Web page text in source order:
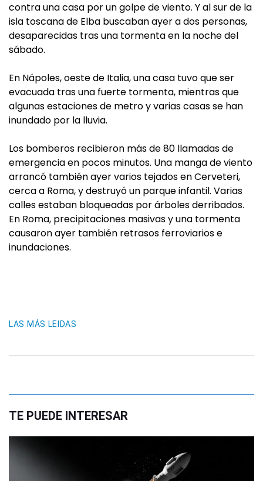
contra una casa por un golpe de viento. Y al sur de la
isla toscana de Elba buscaban ayer a dos personas,
desaparecidas tras una tormenta en la noche del
sábado.
En Nápoles, oeste de Italia, una casa tuvo que ser
evacuada tras una fuerte tormenta, mientras que
algunas estaciones de metro y varias casas se han
inundado por la lluvia.
Los bomberos recibieron más de 80 llamadas de
emergencia en pocos minutos. Una manga de viento
arrancó también ayer varios tejados en Cerveteri,
cerca a Roma, y destruyó un parque infantil. Varias
calles estaban bloqueadas por árboles derribados.
En Roma, precipitaciones masivas y una tormenta
causaron ayer también retrasos ferroviarios e
inundaciones.
LAS MÁS LEIDAS
TE PUEDE INTERESAR